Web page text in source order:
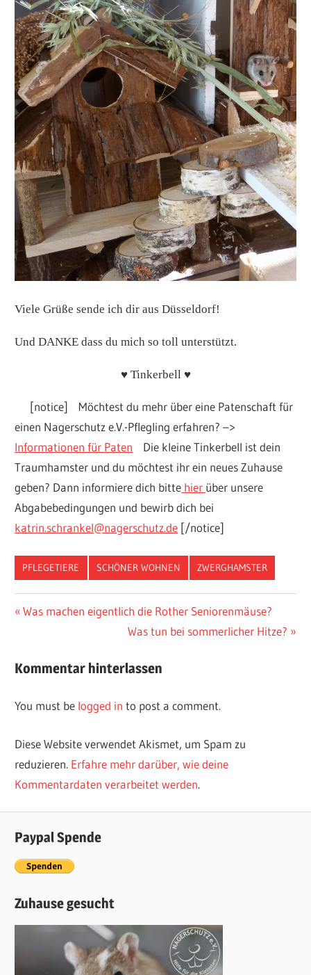
Viele Grüße sende ich dir aus Düsseldorf!
Und DANKE dass du mich so toll unterstützt.
♥ Tinkerbell ♥
[notice] Möchtest du mehr über eine Patenschaft für
einen Nagerschutz e.V.-Pflegling erfahren? –>
Informationen für Paten Die kleine Tinkerbell ist dein
Traumhamster und du möchtest ihr ein neues Zuhause
geben? Dann informiere dich bitte hier über unsere
Abgabebedingungen und bewirb dich bei
katrin.schrankel@nagerschutz.de [/notice]
PFLEGETIERE SCHÖNER WOHNEN ZWERGHAMSTER
navigation
Vorheriger
Was machen eigentlich die Rother Seniorenmäuse?
Nächster
Was tun bei sommerlicher Hitze?
Kommentar hinterlassen
You must be logged in to post a comment.
Diese Website verwendet Akismet, um Spam zu
reduzieren. Erfahre mehr darüber, wie deine
Kommentardaten verarbeitet werden.
Paypal Spende
Zuhause gesucht